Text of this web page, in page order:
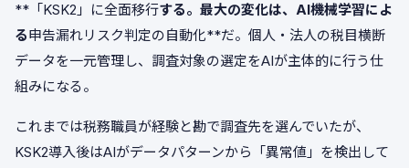
**「KSK2」に全面移行する。最大の変化は、AI機械学習によ
る申告漏れリスク判定の自動化**だ。個人・法人の税目横断
データを一元管理し、調査対象の選定をAIが主体的に行う仕
組みになる。
これまでは税務職員が経験と勘で調査先を選んでいたが、
KSK2導入後はAIがデータパターンから「異常値」を検出して